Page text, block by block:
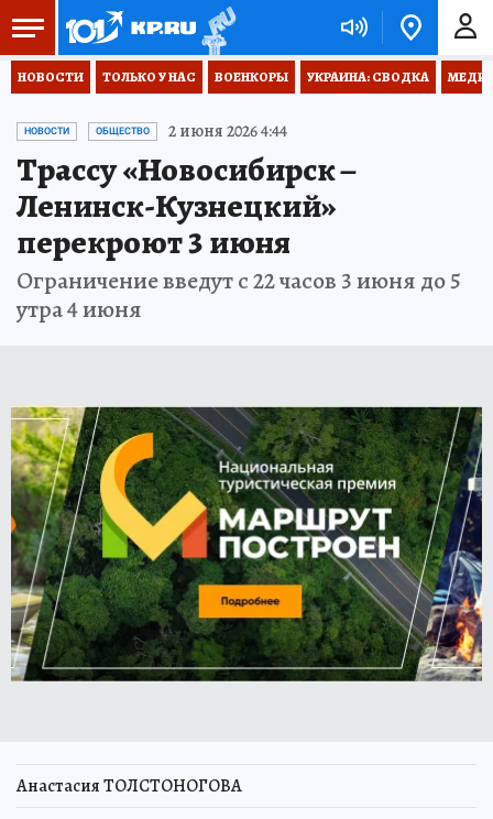
НОВОСТИ ТОЛЬКО У НАС ВОЕНКОРЫ УКРАИНА: СВОДКА
НОВОСТИ ОБЩЕСТВО 2 июня 2026 4:44
Трассу «Новосибирск –
Ленинск-Кузнецкий»
перекроют 3 июня
Ограничение введут с 22 часов 3 июня до 5
утра 4 июня
Анастасия ТОЛСТОНОГОВА